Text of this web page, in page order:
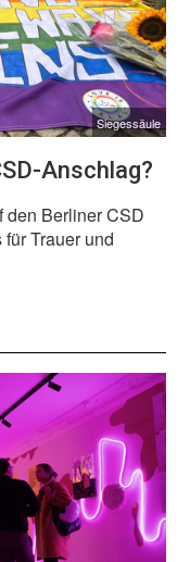
Siegessäule
Anschlag?
den Berliner CSD
Trauer und